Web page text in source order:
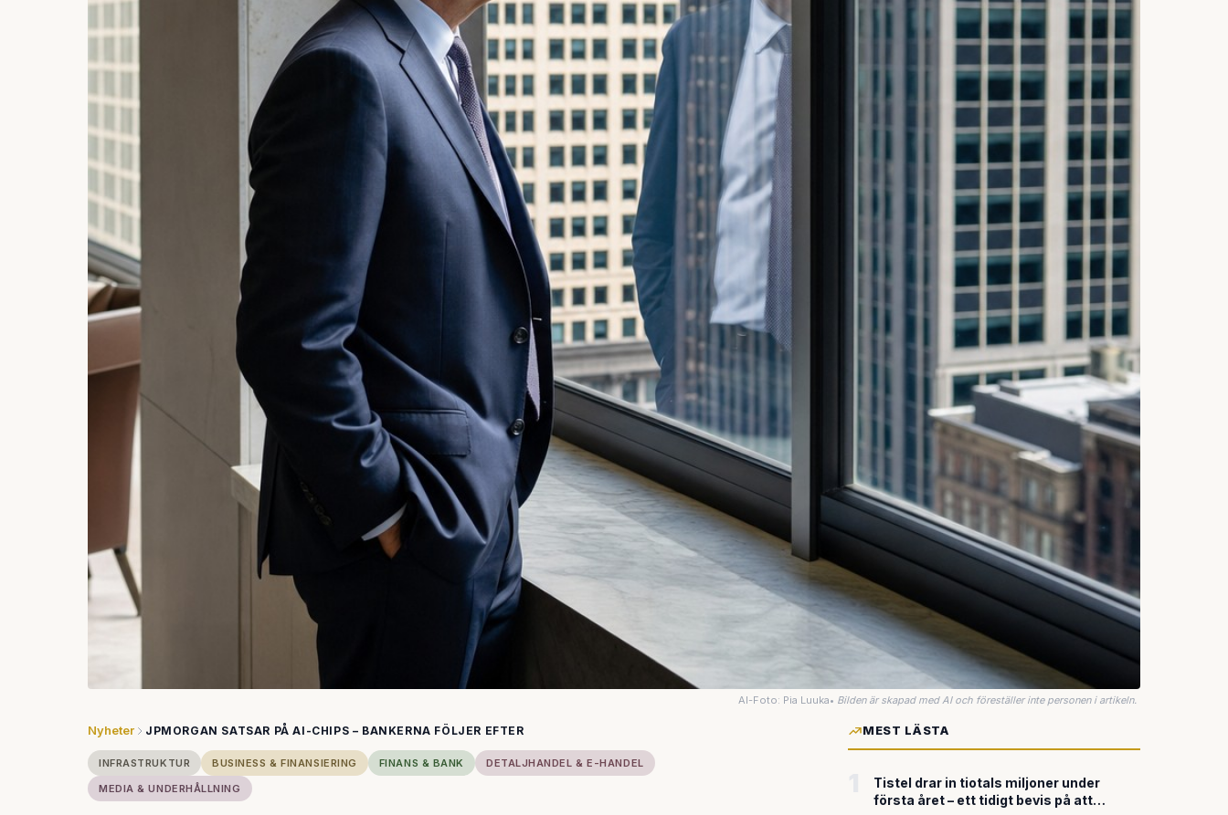
AI-Foto: Pia Luuka• Bilden är skapad med AI och föreställer inte personen i artikeln.
Nyheter JPMORGAN SATSAR PÅ AI-CHIPS – BANKERNA FÖLJER EFTER
INFRASTRUKTUR BUSINESS & FINANSIERING FINANS & BANK
DETALJHANDEL & E-HANDEL
MEDIA & UNDERHÅLLNING
MEST LÄSTA
Tistel drar in tiotals miljoner under
första året – ett tidigt bevis på att